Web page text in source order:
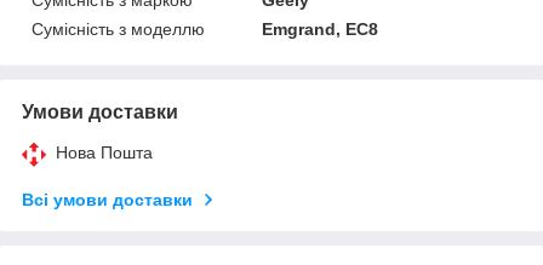
Сумісність з моделлю
Emgrand, EC8
Умови доставки
Нова Пошта
Всі умови доставки